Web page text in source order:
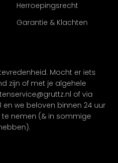
Herroepingsrecht
Garantie & Klachten
Mocht er iets
zijn of met je algehele
of via
en we beloven binnen 24 uur
nemen (& in sommige